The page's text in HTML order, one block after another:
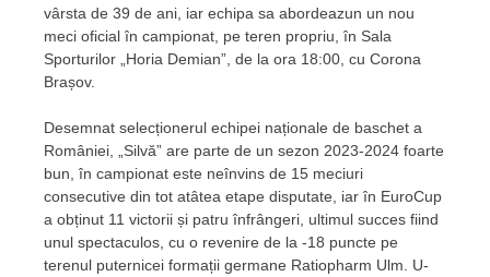
vârsta de 39 de ani, iar echipa sa abordeazun un nou
meci oficial în campionat, pe teren propriu, în Sala
Sporturilor „Horia Demian”, de la ora 18:00, cu Corona
Brașov.
Desemnat selecționerul echipei naționale de baschet a
României, „Silvă” are parte de un sezon 2023-2024 foarte
bun, în campionat este neînvins de 15 meciuri
consecutive din tot atâtea etape disputate, iar în EuroCup
a obținut 11 victorii și patru înfrângeri, ultimul succes fiind
unul spectaculos, cu o revenire de la -18 puncte pe
terenul puternicei formații germane Ratiopharm Ulm. U-